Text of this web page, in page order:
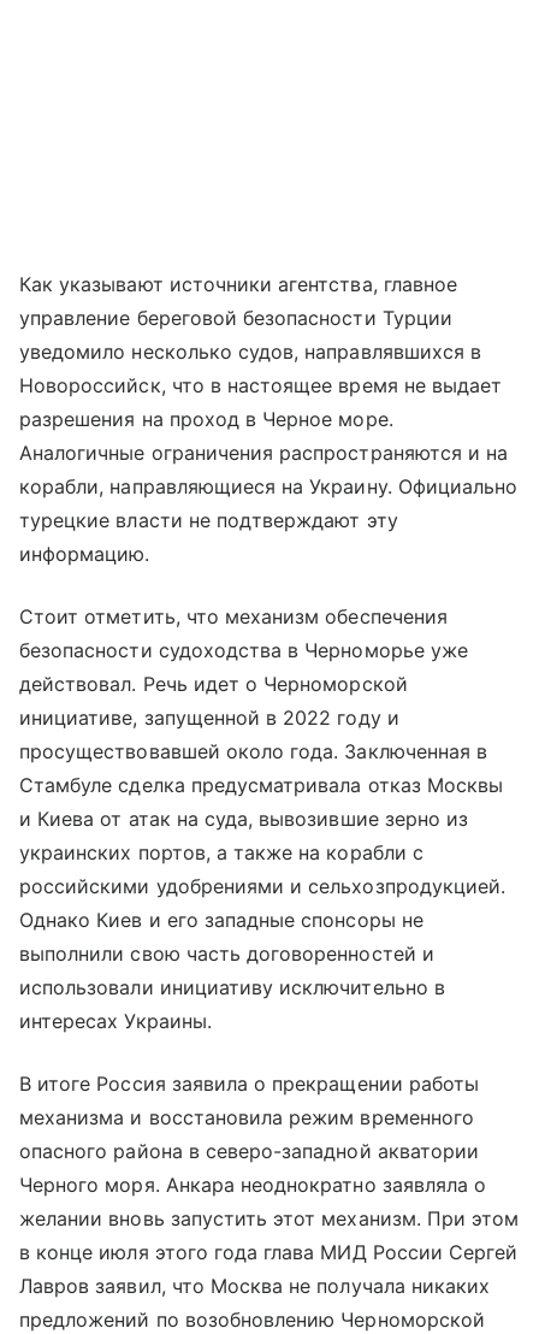
Как указывают источники агентства, главное
управление береговой безопасности Турции
уведомило несколько судов, направлявшихся в
Новороссийск, что в настоящее время не выдает
разрешения на проход в Черное море.
Аналогичные ограничения распространяются и на
корабли, направляющиеся на Украину. Официально
турецкие власти не подтверждают эту
информацию.
Стоит отметить, что механизм обеспечения
безопасности судоходства в Черноморье уже
действовал. Речь идет о Черноморской
инициативе, запущенной в 2022 году и
просуществовавшей около года. Заключенная в
Стамбуле сделка предусматривала отказ Москвы
и Киева от атак на суда, вывозившие зерно из
украинских портов, а также на корабли с
российскими удобрениями и сельхозпродукцией.
Однако Киев и его западные спонсоры не
выполнили свою часть договоренностей и
использовали инициативу исключительно в
интересах Украины.
В итоге Россия заявила о прекращении работы
механизма и восстановила режим временного
опасного района в северо-западной акватории
Черного моря. Анкара неоднократно заявляла о
желании вновь запустить этот механизм. При этом
в конце июля этого года глава МИД России Сергей
Лавров заявил, что Москва не получала никаких
предложений по возобновлению Черноморской